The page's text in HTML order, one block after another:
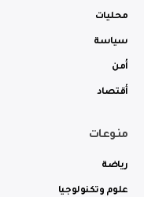
محليات
سياسة
أمن
أقتصاد
منوعات
رياضة
علوم وتكنولوجيا